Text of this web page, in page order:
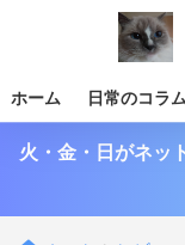
ホーム 日常のコラム
火・金・日がネッ